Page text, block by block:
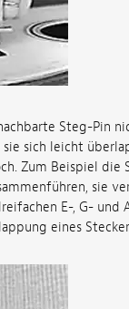
Steg-Pin
sich leicht
Zum Beispiel die
sie
E-, G- und
eines